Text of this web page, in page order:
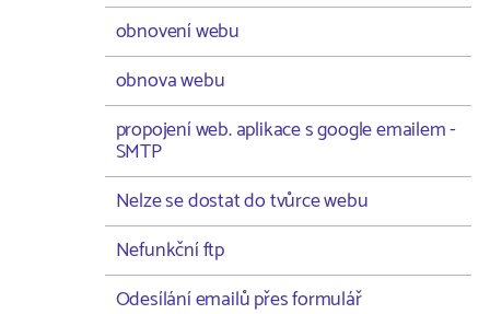
obnovení webu
obnova webu
propojení web. aplikace s google emailem -
SMTP
Nelze se dostat do tvůrce webu
Nefunkční ftp
Odesílání emailů přes formulář